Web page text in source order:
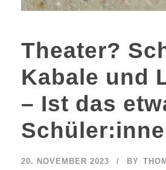
Theater?
Kabale und
– Ist das
20. NOVEMBER 2023 BY